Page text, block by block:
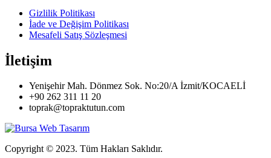
Gizlilik Politikası
İade ve Değişim Politikası
Mesafeli Satış Sözleşmesi
İletişim
Yenişehir Mah. Dönmez Sok. No:20/A İzmit/KOCAELİ
+90 262 311 11 20
toprak@topraktutun.com
Copyright © 2023. Tüm Hakları Saklıdır.